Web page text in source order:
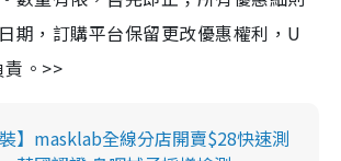
期，訂購平台保留更改優惠權利，U
。>>
裝】masklab全線分店開賣$28快速測